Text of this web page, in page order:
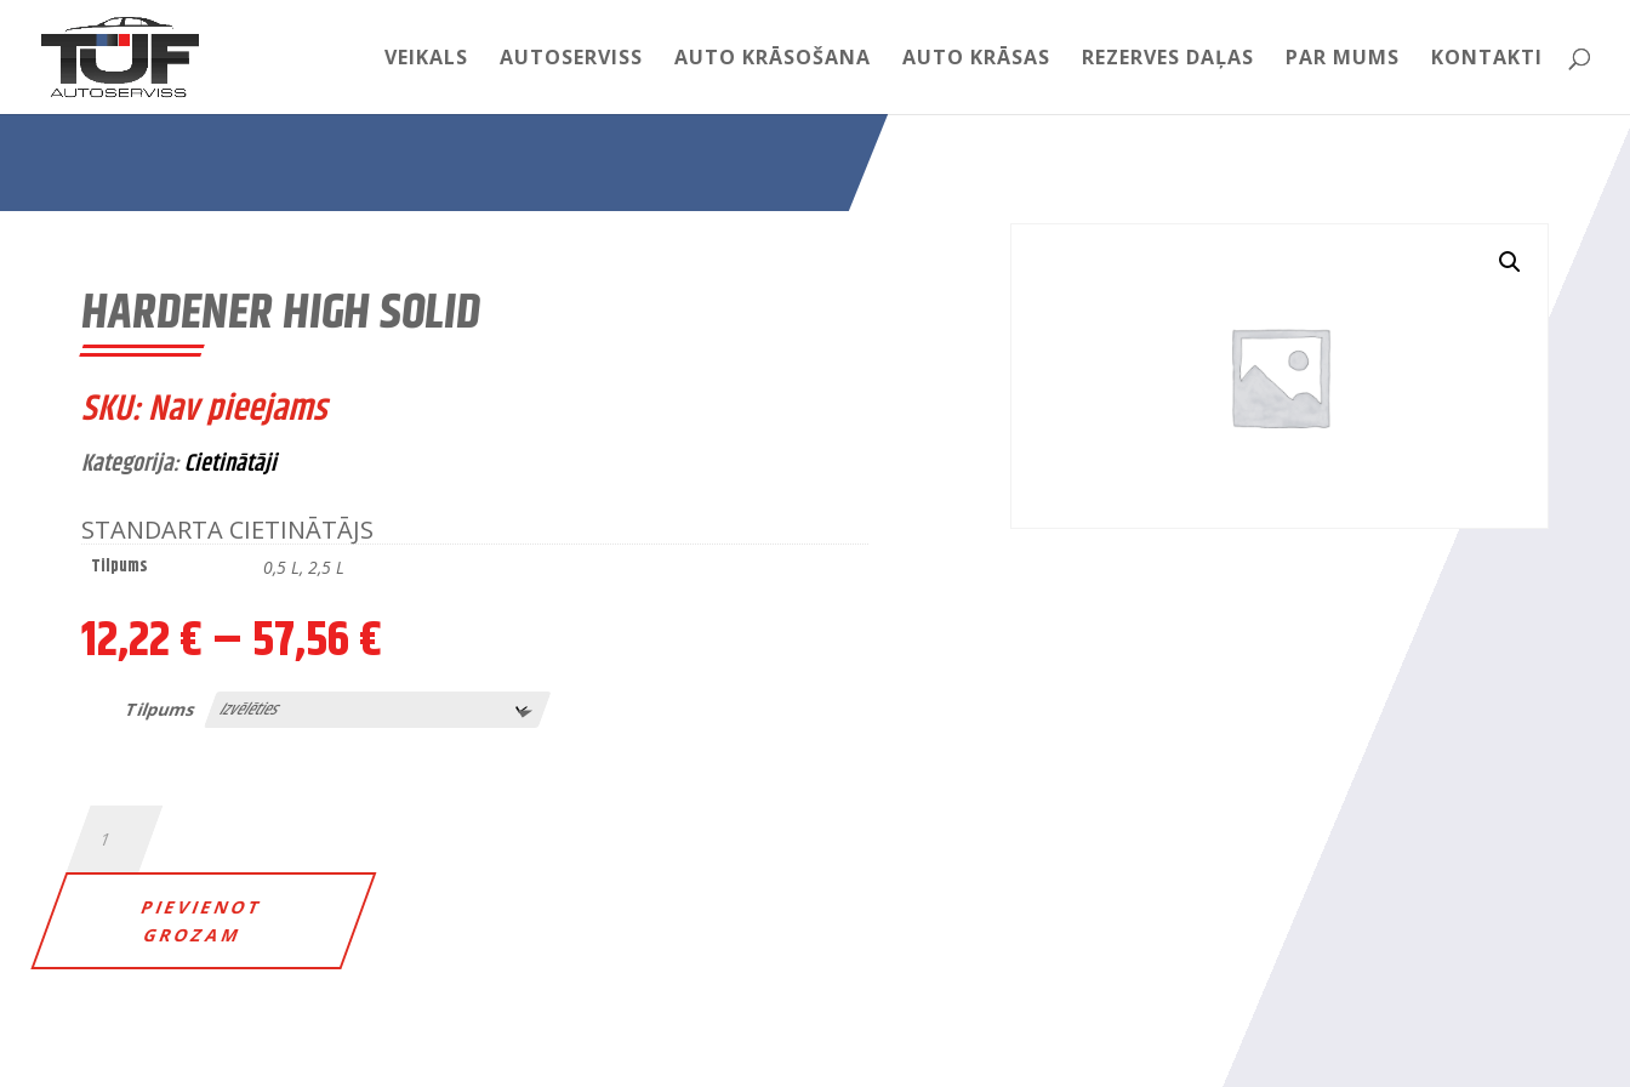
VEIKALS AUTOSERVISS AUTO KRĀSOŠANA AUTO KRĀSAS REZERVES DAĻAS PAR MUMS KONTAKTI
HARDENER HIGH SOLID
SKU:Nav pieejams
Kategorija:Cietinātāji
STANDARTA CIETINĀTĀJS
Tilpums 0,5 L, 2,5 L
12,22€–57,56€
through
Tilpums
HIGH
SOLID
daudzums PIEVIENOT
GROZAM